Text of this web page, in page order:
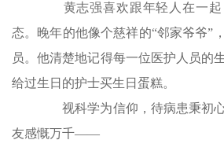
黄志强喜欢跟年轻人在一起
态。晚年的他像个慈祥的“邻家爷爷”
员。他清楚地记得每一位医护人员的
给过生日的护士买生日蛋糕。
视科学为信仰，待病患秉初心
友感慨万千——